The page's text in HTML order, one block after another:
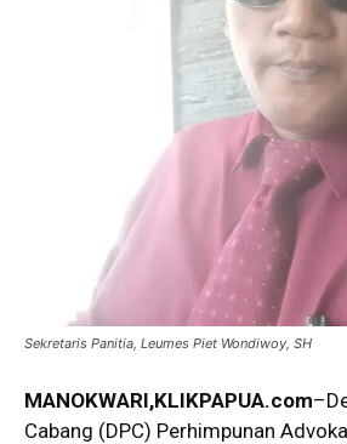
Sekretaris Panitia, Leumes Piet Wondiwoy, SH
MANOKWARI,KLIKPAPUA.com
Cabang (DPC) Perhimpunan